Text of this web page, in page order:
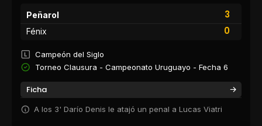
Peñarol
3
0
Fénix
Campeón del Siglo
Torneo Clausura - Campeonato Uruguayo - Fecha 6
Ficha
A los 3' Darío Denis le atajó un penal a Lucas Viatri